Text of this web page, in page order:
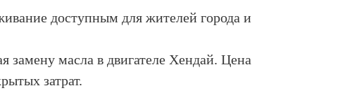
доступным для жителей города и
замену масла в двигателе Хендай. Цена
затрат.